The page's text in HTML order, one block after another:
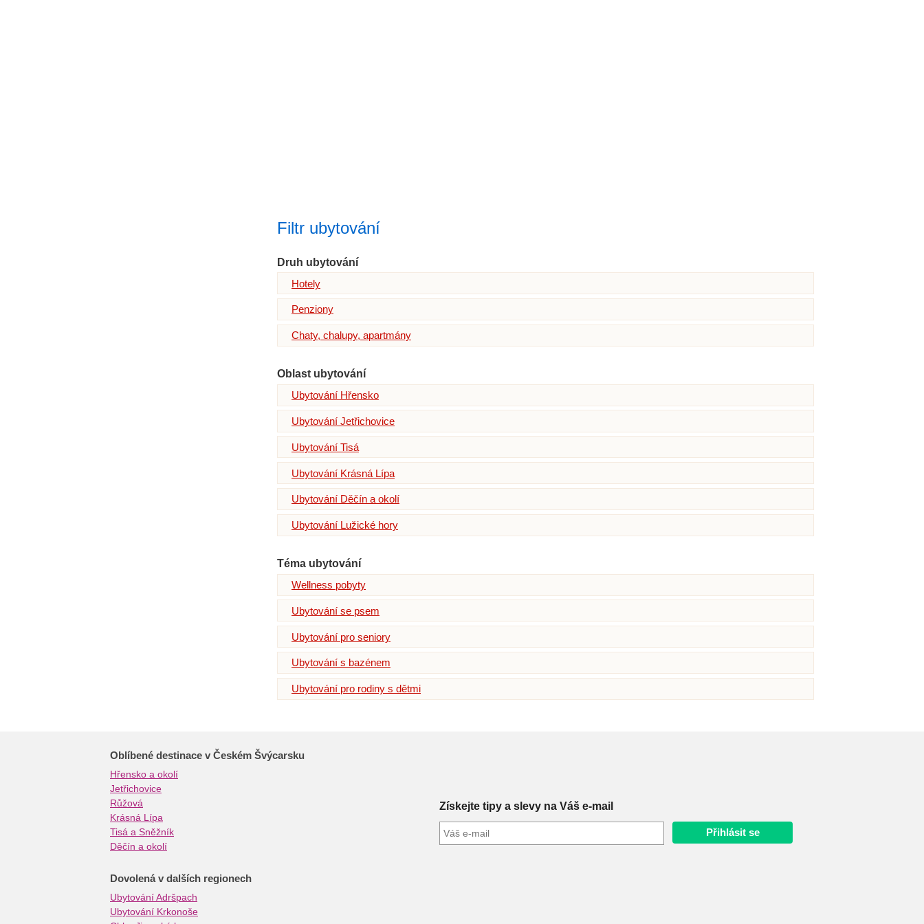
Filtr ubytování
Druh ubytování
Hotely
Penziony
Chaty, chalupy, apartmány
Oblast ubytování
Ubytování Hřensko
Ubytování Jetřichovice
Ubytování Tisá
Ubytování Krásná Lípa
Ubytování Děčín a okolí
Ubytování Lužické hory
Téma ubytování
Wellness pobyty
Ubytování se psem
Ubytování pro seniory
Ubytování s bazénem
Ubytování pro rodiny s dětmi
Získejte tipy a slevy na Váš e-mail
Oblíbené destinace v Českém Švýcarsku
Hřensko a okolí
Jetřichovice
Růžová
Krásná Lípa
Tisá a Sněžník
Děčín a okolí
Dovolená v dalších regionech
Ubytování Adršpach
Ubytování Krkonoše